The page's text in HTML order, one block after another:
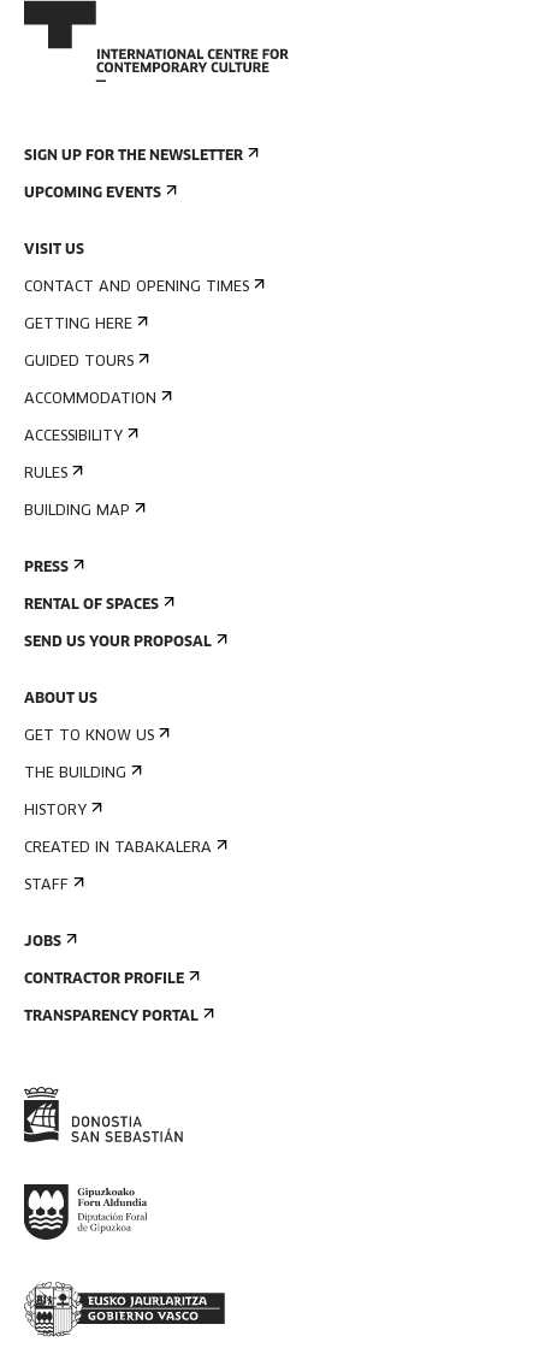
SIGN UP FOR THE NEWSLETTER
UPCOMING EVENTS
VISIT US
CONTACT AND OPENING TIMES
GETTING HERE
GUIDED TOURS
ACCOMMODATION
ACCESSIBILITY
RULES
BUILDING MAP
PRESS
RENTAL OF SPACES
SEND US YOUR PROPOSAL
ABOUT US
GET TO KNOW US
THE BUILDING
HISTORY
CREATED IN TABAKALERA
STAFF
JOBS
CONTRACTOR PROFILE
TRANSPARENCY PORTAL